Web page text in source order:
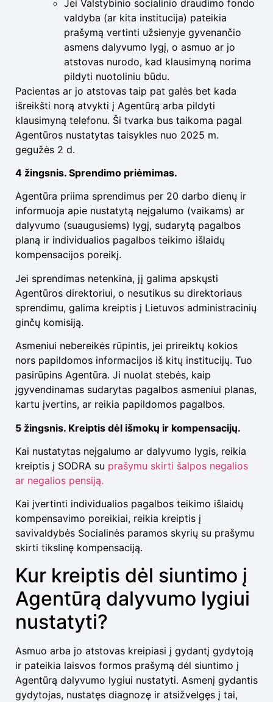
Jei Valstybinio socialinio draudimo fondo
valdyba (ar kita institucija) pateikia
prašymą vertinti užsienyje gyvenančio
asmens dalyvumo lygį, o asmuo ar jo
atstovas nurodo, kad klausimyną norima
pildyti nuotoliniu būdu.
Pacientas ar jo atstovas taip pat galės bet kada
išreikšti norą atvykti į Agentūrą arba pildyti
klausimyną telefonu. Ši tvarka bus taikoma pagal
Agentūros nustatytas taisykles nuo 2025 m.
gegužės 2 d.
4 žingsnis. Sprendimo priėmimas.
Agentūra priima sprendimus per 20 darbo dienų ir
informuoja apie nustatytą neįgalumo (vaikams) ar
dalyvumo (suaugusiems) lygį, sudarytą pagalbos
planą ir individualios pagalbos teikimo išlaidų
kompensacijos poreikį.
Jei sprendimas netenkina, jį galima apskųsti
Agentūros direktoriui, o nesutikus su direktoriaus
sprendimu, galima kreiptis į Lietuvos administracinių
ginčų komisiją.
Asmeniui nebereikės rūpintis, jei prireiktų kokios
nors papildomos informacijos iš kitų institucijų. Tuo
pasirūpins Agentūra. Ji nuolat stebės, kaip
įgyvendinamas sudarytas pagalbos asmeniui planas,
kartu įvertins, ar reikia papildomos pagalbos.
5 žingsnis. Kreiptis dėl išmokų ir kompensacijų.
Kai nustatytas neįgalumo ar dalyvumo lygis, reikia
kreiptis į SODRA su prašymu skirti šalpos negalios
ar negalios pensiją.
Kai įvertinti individualios pagalbos teikimo išlaidų
kompensavimo poreikiai, reikia kreiptis į
savivaldybės Socialinės paramos skyrių su prašymu
skirti tikslinę kompensaciją.
Kur kreiptis dėl siuntimo į
Agentūrą dalyvumo lygiui
nustatyti?
Asmuo arba jo atstovas kreipiasi į gydantį gydytoją
ir pateikia laisvos formos prašymą dėl siuntimo į
Agentūrą dalyvumo lygiui nustatyti. Asmenį gydantis
gydytojas, nustatęs diagnozę ir atsižvelgęs į tai,